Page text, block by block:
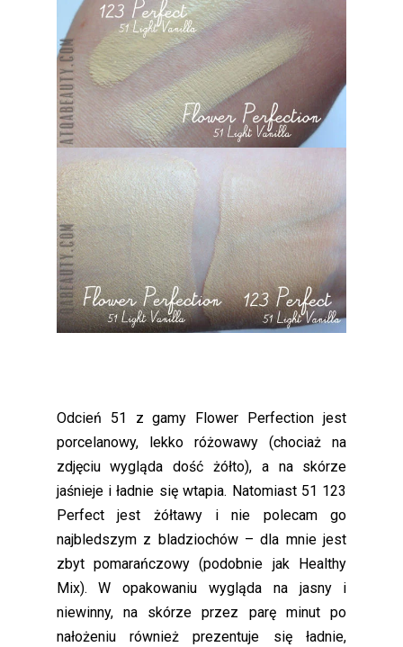
Odcień 51 z gamy Flower Perfection jest
porcelanowy, lekko różowawy (chociaż na
zdjęciu wygląda dość żółto), a na skórze
jaśnieje i ładnie się wtapia. Natomiast 51 123
Perfect jest żółtawy i nie polecam go
najbledszym z bladziochów – dla mnie jest
zbyt pomarańczowy (podobnie jak Healthy
Mix). W opakowaniu wygląda na jasny i
niewinny, na skórze przez parę minut po
nałożeniu również prezentuje się ładnie,